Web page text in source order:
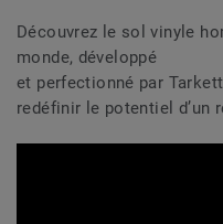
Découvrez le sol vinyle
monde, développé
et perfectionné par
redéfinir le potentiel d’un